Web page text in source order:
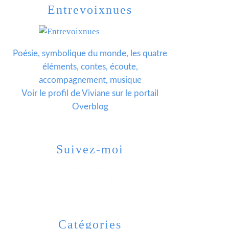
Catégories
Entrevoixnues
Poésie, symbolique du monde, les quatre
éléments, contes, écoute,
accompagnement, musique
Voir le profil deViviane sur le portail
Overblog
Suivez-moi